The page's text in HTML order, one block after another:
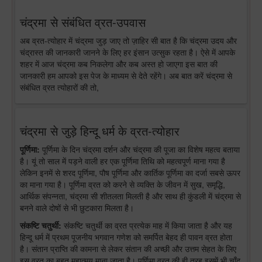
चंद्रमा से संबंधित व्रत-उपवास
अब व्रत-त्योहार में चंद्रमा जुड़ जाए तो ज़ाहिर सी बात है कि चंद्रमा उदय और
चंद्रास्त की जानकारी जानने के लिए हर इंसान उत्सुक रहता है। ऐसे में आपके
शहर में आज चंद्रमा कब निकलेगा और कब अस्त हो जाएगा इस बात की
जानकारी हम आपको इस पेज के माध्यम से देते रहेंगे। अब बात करें चंद्रमा से
संबंधित व्रत त्योहारों की तो,
चंद्रमा से जुड़े हिन्दू धर्म के व्रत-त्योहार
पूर्णिमा: पूर्णिमा के दिन चंद्रमा दर्शन और चंद्रमा की पूजा का विशेष महत्व बताया
है। यूं तो साल में पड़ने वाली हर एक पूर्णिमा तिथि को महत्वपूर्ण माना गया है
लेकिन इनमें से शरद पूर्णिमा, पौष पूर्णिमा और कार्तिक पूर्णिमा का दर्जा सबसे ऊपर
का माना गया है। पूर्णिमा व्रत को करने से व्यक्ति के जीवन में सुख, समृद्धि,
आर्थिक संपन्नता, चंद्रमा सी शीतलता मिलती है और साथ ही कुंडली में चंद्रमा से
बनने वाले दोषों से भी छुटकारा मिलता है।
संकष्टि चतुर्थी: संकष्टि चतुर्थी का व्रत प्रत्येक माह में किया जाता है और यह
हिन्दू धर्म में प्रथम पूजनीय भगवान गणेश को समर्पित बेहद ही पावन व्रत होता
है। संतान प्राप्ति की कामना से लेकर संतान की अच्छी और उत्तम सेहत के लिए